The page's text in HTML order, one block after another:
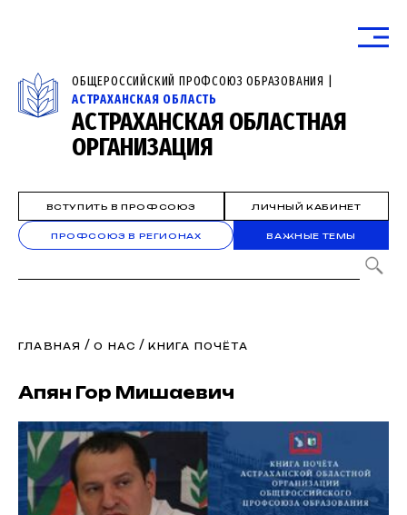
ОБЩЕРОССИЙСКИЙ ПРОФСОЮЗ ОБРАЗОВАНИЯ |
АСТРАХАНСКАЯ ОБЛАСТЬ
АСТРАХАНСКАЯ ОБЛАСТНАЯ
ОРГАНИЗАЦИЯ
ВСТУПИТЬ В ПРОФСОЮЗ ЛИЧНЫЙ КАБИНЕТ
ПРОФСОЮЗ В РЕГИОНАХ ВАЖНЫЕ ТЕМЫ
ГЛАВНАЯ /О НАС /КНИГА ПОЧЁТА
Апян Гор Мишаевич